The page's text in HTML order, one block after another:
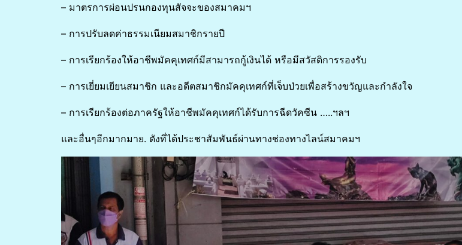
– มาตรการผ่อนปรนกองทุนสัจจะของสมาคมฯ
– การปรับลดค่าธรรมเนียมสมาชิกรายปี
– การเรียกร้องให้อาชีพมัคคุเทศก์มีสามารถกู้เงินได้ หรือมีสวัสดิการรองรับ
– การเยี่ยมเยียนสมาชิก และอดีตสมาชิกมัคคุเทศก์ที่เจ็บป่วยเพื่อสร้างขวัญและกำลังใจ
– การเรียกร้องต่อภาครัฐให้อาชีพมัคคุเทศก์ได้รับการฉีดวัคซีน …..ฯลฯ
และอื่นๆอีกมากมาย. ดังที่ได้ประชาสัมพันธ์ผ่านทางช่องทางไลน์สมาคมฯ